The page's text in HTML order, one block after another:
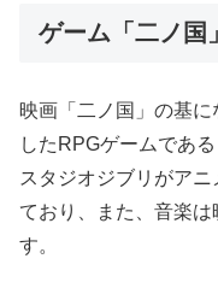
ゲーム「二ノ国
映画「二ノ国」の基
したRPGゲームであ
スタジオジブリがア
ており、また、音楽
す。